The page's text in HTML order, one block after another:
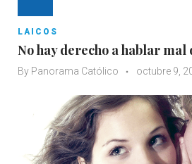
LAICOS
No hay derecho a hablar mal
By Panorama Católico octubre 9,